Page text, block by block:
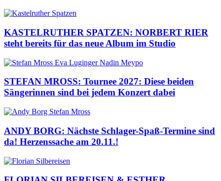
KASTELRUTHER SPATZEN: NORBERT RIER
steht bereits für das neue Album im Studio
STEFAN MROSS: Tournee 2027: Diese beiden
Sängerinnen sind bei jedem Konzert dabei
ANDY BORG: Nächste Schlager-Spaß-Termine sind
da! Herzenssache am 20.11.!